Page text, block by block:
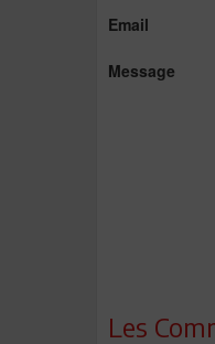
Email
Message
Les